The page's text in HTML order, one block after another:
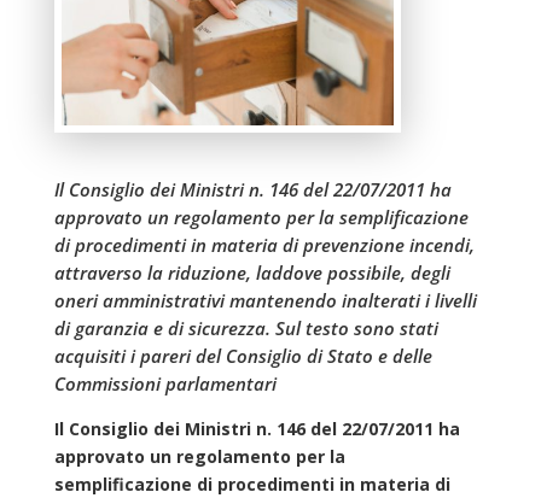
Il Consiglio dei Ministri n. 146 del 22/07/2011 ha
approvato un regolamento per la semplificazione
di procedimenti in materia di prevenzione incendi,
attraverso la riduzione, laddove possibile, degli
oneri amministrativi mantenendo inalterati i livelli
di garanzia e di sicurezza. Sul testo sono stati
acquisiti i pareri del Consiglio di Stato e delle
Commissioni parlamentari
Il Consiglio dei Ministri n. 146 del 22/07/2011 ha
approvato un regolamento per la
semplificazione di procedimenti in materia di